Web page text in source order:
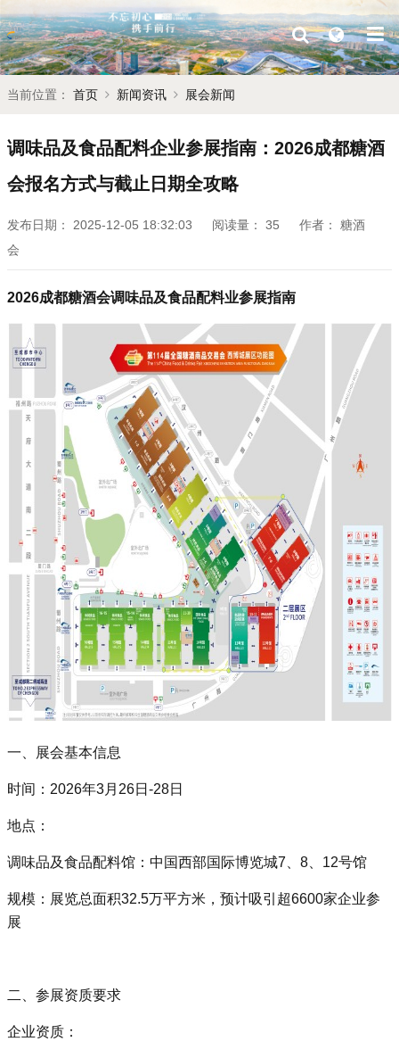
当前位置： 首页 新闻资讯 展会新闻
调味品及食品配料企业参展指南：2026成都糖酒
会报名方式与截止日期全攻略
发布日期： 2025-12-05 18:32:03 阅读量： 35 作者：
糖酒
会
2026成都糖酒会调味品及食品配料业参展指南
一、展会基本信息
时间‌：2026年3月26日-28日
地点‌：
调味品及食品配料馆：中国西部国际博览城7、8、12号馆
规模‌：展览总面积32.5万平方米，预计吸引超6600家企业参
展‌
二、参展资质要求
企业资质‌：